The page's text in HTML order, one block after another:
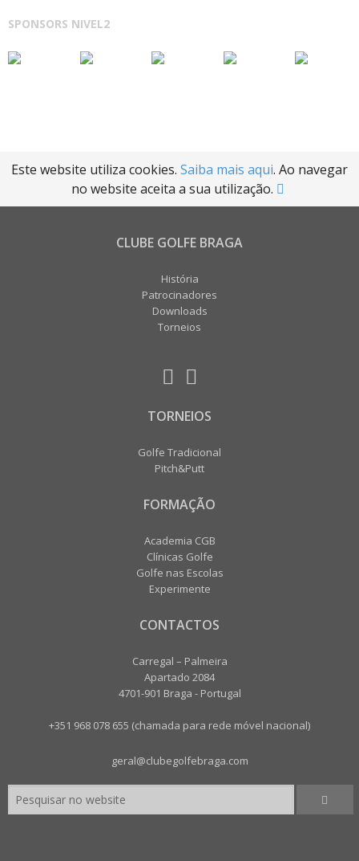
SPONSORS NIVEL2
Este website utiliza cookies. Saiba mais aqui. Ao navegar
no website aceita a sua utilização.
CLUBE GOLFE BRAGA
História
Patrocinadores
Downloads
Torneios
TORNEIOS
Golfe Tradicional
Pitch&Putt
FORMAÇÃO
Academia CGB
Clínicas Golfe
Golfe nas Escolas
Experimente
CONTACTOS
Carregal – Palmeira
Apartado 2084
4701-901 Braga - Portugal
+351 968 078 655 (chamada para rede móvel nacional)
geral@clubegolfebraga.com